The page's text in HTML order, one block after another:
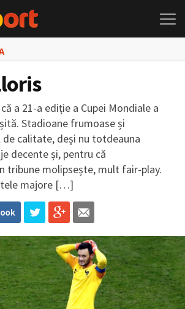
a 21-a ediție a Cupei Mondiale a
Stadioane frumoase și
calitate, deși nu totdeauna
decente și, pentru că
tribune molipsește, mult fair-play.
majore […]